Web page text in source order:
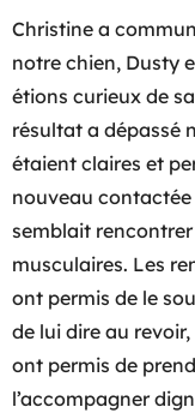
Christine a
notre chien, Dusty
étions curieux de
résultat a dépassé
étaient claires et
nouveau contactée
semblait
musculaires. Les
ont permis de le
de lui dire au
ont permis de
l’accompagner